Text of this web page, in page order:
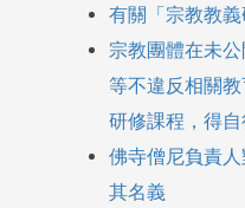
有關「宗教教義
宗教團體在未公
等不違反相關
研修課程，得自
佛寺僧尼負責
其名義